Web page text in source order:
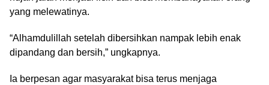
yang melewatinya.
“Alhamdulillah setelah dibersihkan nampak lebih enak
dipandang dan bersih,” ungkapnya.
Ia berpesan agar masyarakat bisa terus menjaga